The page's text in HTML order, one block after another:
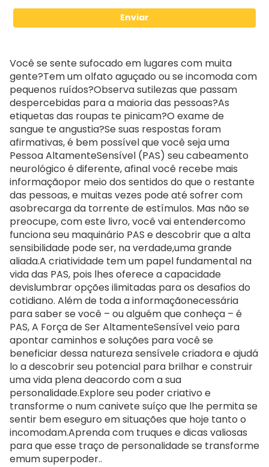
Enviar
Você se sente sufocado em lugares com muita
gente?Tem um olfato aguçado ou se incomoda com
pequenos ruídos?Observa sutilezas que passam
despercebidas para a maioria das pessoas?As
etiquetas das roupas te pinicam?O exame de
sangue te angustia?Se suas respostas foram
afirmativas, é bem possível que você seja uma
Pessoa AltamenteSensível (PAS) seu cabeamento
neurológico é diferente, afinal você recebe mais
informaçãopor meio dos sentidos do que o restante
das pessoas, e muitas vezes pode até sofrer com
asobrecarga da torrente de estímulos. Mas não se
preocupe, com este livro, você vai entendercomo
funciona seu maquinário PAS e descobrir que a alta
sensibilidade pode ser, na verdade,uma grande
aliada.A criatividade tem um papel fundamental na
vida das PAS, pois lhes oferece a capacidade
devislumbrar opções ilimitadas para os desafios do
cotidiano. Além de toda a informaçãonecessária
para saber se você – ou alguém que conheça – é
PAS, A Força de Ser AltamenteSensível veio para
apontar caminhos e soluções para você se
beneficiar dessa natureza sensívele criadora e ajudá
lo a descobrir seu potencial para brilhar e construir
uma vida plena deacordo com a sua
personalidade.Explore seu poder criativo e
transforme o num canivete suíço que lhe permita se
sentir bem eseguro em situações que hoje tanto o
incomodam.Aprenda com truques e dicas valiosas
para que esse traço de personalidade se transforme
emum superpoder..